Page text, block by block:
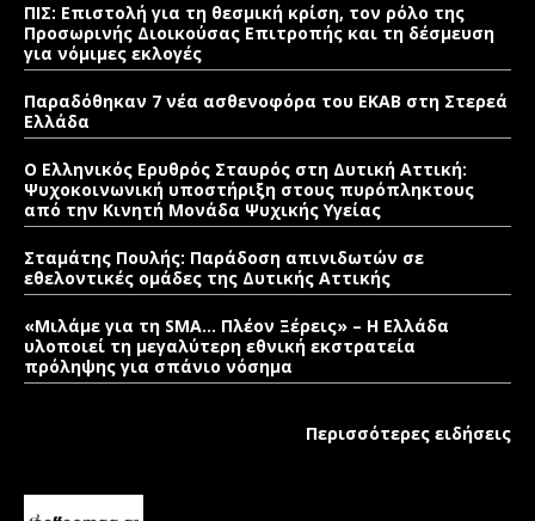
ΠΙΣ: Επιστολή για τη θεσμική κρίση, τον ρόλο της
Προσωρινής Διοικούσας Επιτροπής και τη δέσμευση
για νόμιμες εκλογές
Παραδόθηκαν 7 νέα ασθενοφόρα του ΕΚΑΒ στη Στερεά
Ελλάδα
Ο Ελληνικός Ερυθρός Σταυρός στη Δυτική Αττική:
Ψυχοκοινωνική υποστήριξη στους πυρόπληκτους
από την Κινητή Μονάδα Ψυχικής Υγείας
Σταμάτης Πουλής: Παράδοση απινιδωτών σε
εθελοντικές ομάδες της Δυτικής Αττικής
«Μιλάμε για τη SMA… Πλέον Ξέρεις» – Η Ελλάδα
υλοποιεί τη μεγαλύτερη εθνική εκστρατεία
πρόληψης για σπάνιο νόσημα
Περισσότερες ειδήσεις